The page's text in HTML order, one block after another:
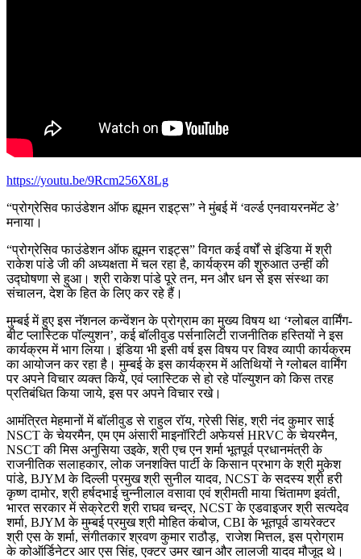
https://youtu.be/9Rcm256X8Lg
“प्रोग्रेसिव फाउंडेशन ऑफ ह्यूमन राइट्स” ने मुंबई में ‘वर्ल्ड एनवायरनमेंट डे’
मनाया।
“प्रोग्रेसिव फाउंडेशन ऑफ ह्यूमन राइट्स” विगत कई वर्षों से इंडिया में श्री
राकेश पांडे जी की अध्यक्षता में चल रहा है, कार्यक्रम की शुरुआत उन्हीं की
उद्घोषणा से हुआ। श्री राकेश पांडे पूरे तन, मन और धन से इस संस्था का
संचालन, देश के हित के लिए कर रहे हैं।
मुम्बई में हुए इस नॅशनल कन्वेंशन के प्रोग्राम का मुख्य विषय था ‘ग्लोबल वार्मिंग-
बीट प्लास्टिक पॉल्युशन’, कई बॉलीवुड पर्सनालिटी राजनीतिक हस्तियों ने इस
कार्यक्रम में भाग लिया। इंडिया भी इसी वर्ष इस विषय पर विश्व व्यापी कार्यक्रम
का आयोजन कर रहा है। मुम्बई के इस कार्यक्रम में अतिथियों ने ग्लोबल वार्मिंग
पर अपने विचार व्यक्त किये, एवं प्लास्टिक से हो रहे पॉल्युशन को किस तरह
प्रतिबंधित किया जाये, इस पर अपने विचार रखे।
आमंत्रित मेहमानों में बॉलीवुड से राहुल रॉय, ग्रेसी सिंह, श्री नंद कुमार साई
NSCT के चेयरमैन, एम एम अंसारी माइनॉरिटी अफेयर्स HRVC के चेयरमैन,
NSCT की मिस अनुसिया उइके, श्री एच एन शर्मा भूतपूर्व प्रधानमंत्री के
राजनीतिक सलाहकार, लोक जनशक्ति पार्टी के किसान प्रभाग के श्री मुकेश
पांडे, BJYM के दिल्ली प्रमुख श्री सुनील यादव, NCST के सदस्य श्री हरी
कृष्ण दामोर, श्री हर्षदभाई चुन्नीलाल वसावा एवं श्रीमती माया चिंतामण इवंती,
भारत सरकार में सेक्रेटरी श्री राघव चन्द्र, NCST के एडवाइजर श्री सत्यदेव
शर्मा, BJYM के मुम्बई प्रमुख श्री मोहित कंबोज, CBI के भूतपूर्व डायरेक्टर
श्री एस के शर्मा, संगीतकार श्रवण कुमार राठौड़, राजेश मित्तल, इस प्रोग्राम
के कोऑर्डिनेटर आर एस सिंह, एक्टर उमर खान और लालजी यादव मौजूद थे।